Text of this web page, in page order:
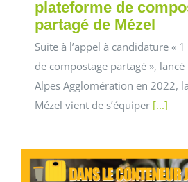
plateforme de
partagé de Mézel
Suite à l’appel à candidature «
de compostage partagé »,
Alpes Agglomération en 2022,
Mézel vient de s’équiper [...]